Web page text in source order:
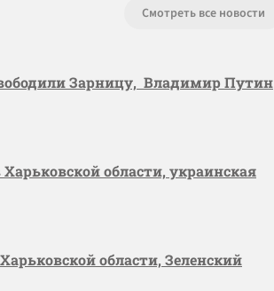
Смотреть все новости
Зарницу, Владимир Путин
области, украинская
области, Зеленский